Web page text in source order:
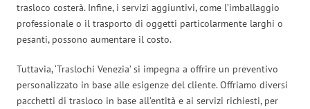
trasloco costerà. Infine, i servizi aggiuntivi, come l’imballaggio
professionale o il trasporto di oggetti particolarmente larghi o
pesanti, possono aumentare il costo.
Tuttavia, ‘Traslochi Venezia’ si impegna a offrire un preventivo
personalizzato in base alle esigenze del cliente. Offriamo diversi
pacchetti di trasloco in base all’entità e ai servizi richiesti, per